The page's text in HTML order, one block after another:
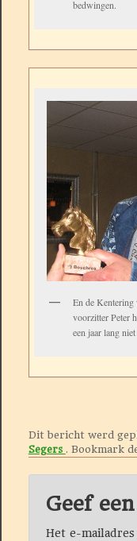
bedwingen.
En de
voorzitter Peter
een jaar lang
Dit bericht werd
Segers . Bookmark
Geef
Het e-